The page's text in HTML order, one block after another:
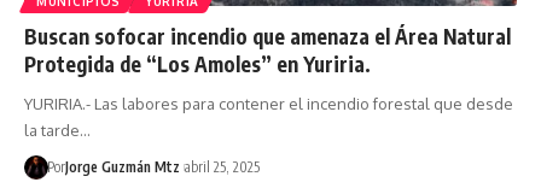
Buscan sofocar incendio que amenaza el Área Natural
Protegida de “Los Amoles” en Yuriria.
YURIRIA.- Las labores para contener el incendio forestal que desde
la tarde…
PorJorge Guzmán Mtz abril 25, 2025